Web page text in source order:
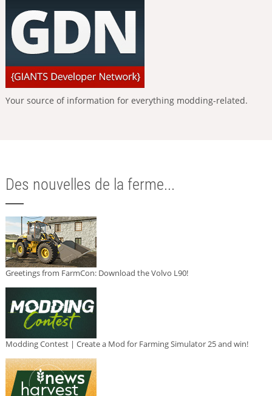
Your source of information for everything modding-related.
Des nouvelles de la ferme...
Greetings from FarmCon: Download the Volvo L90!
Modding Contest | Create a Mod for Farming Simulator 25 and win!